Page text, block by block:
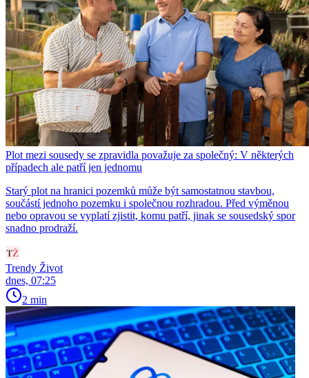
Plot mezi sousedy se zpravidla považuje za společný: V některých
případech ale patří jen jednomu
Starý plot na hranici pozemků může být samostatnou stavbou,
součástí jednoho pozemku i společnou rozhradou. Před výměnou
nebo opravou se vyplatí zjistit, komu patří, jinak se sousedský spor
snadno prodraží.
Trendy Život
dnes, 07:25
2 min